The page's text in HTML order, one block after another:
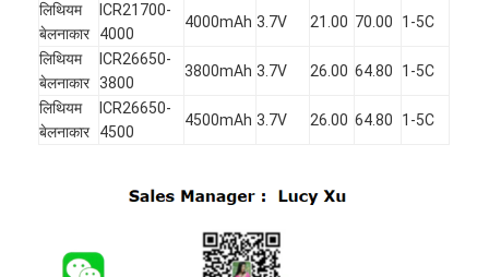
लिथियम
बेलनाकार
ICR21700-
4000
4000mAh 3.7V 21.00 70.00 1-5C
लिथियम
बेलनाकार
ICR26650-
3800
3800mAh 3.7V 26.00 64.80 1-5C
लिथियम
बेलनाकार
ICR26650-
4500
4500mAh 3.7V 26.00 64.80 1-5C